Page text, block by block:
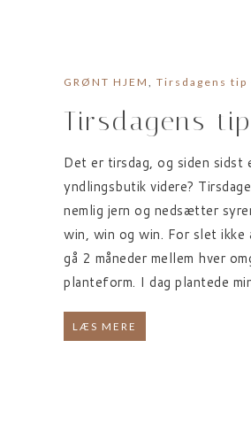
GRØNT HJEM , Tirsdagens tip
Tirsdagens
Det er tirsdag, og siden
yndlingsbutik videre?
nemlig jern og nedsætter
win, win og win. For slet ikke
gå 2 måneder mellem hver
planteform. I dag plantede
LÆS MERE